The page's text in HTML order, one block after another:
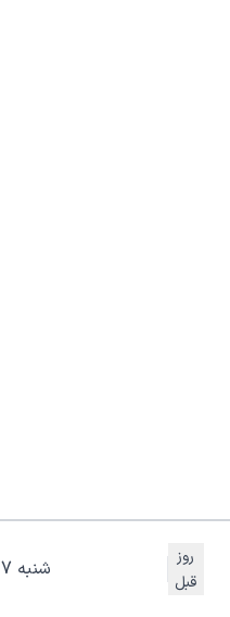
روز
قبل
شنبه 1405/05/17